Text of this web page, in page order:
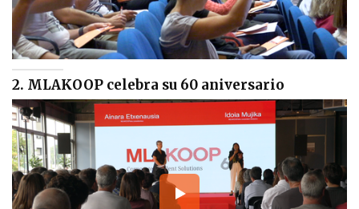
2. MLAKOOP celebra su 60 aniversario